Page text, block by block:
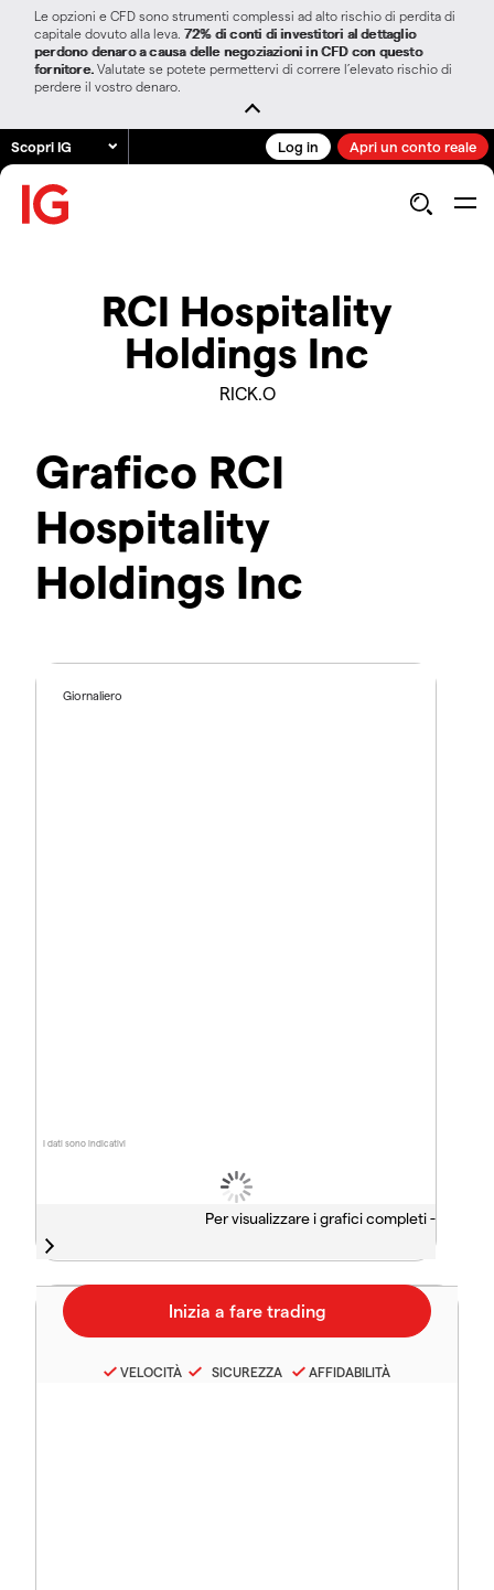
Le opzioni e CFD sono strumenti complessi ad alto rischio di perdita di
capitale dovuto alla leva. 72% di conti di investitori al dettaglio
perdono denaro a causa delle negoziazioni in CFD con questo
fornitore. Valutate se potete permettervi di correre l’elevato rischio di
perdere il vostro denaro.
Scopri IG Log in Apri un conto reale
RCI Hospitality
Holdings Inc
RICK.O
Grafico RCI
Hospitality
Holdings Inc
I dati sono indicativi
Giornaliero
Per visualizzare i grafici completi -
VELOCITÀ SICUREZZA AFFIDABILITÀ